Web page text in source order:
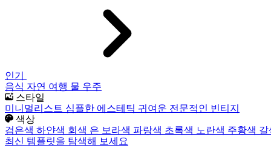
인기
음식 자연 여행 물 우주
스타일
미니멀리스트 심플한 에스테틱 귀여운 전문적인 빈티지
색상
검은색 하얀색 회색 은 보라색 파랑색 초록색 노란색 주황색
최신 템플릿을 탐색해 보세요